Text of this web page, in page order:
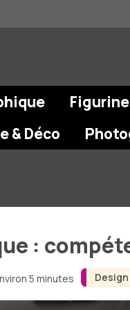
& Déco
:
5 minutes